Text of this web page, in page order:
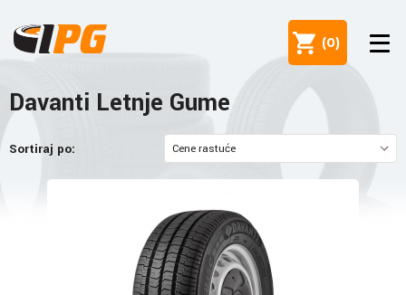
(0)
Davanti Letnje Gume
Sortiraj po: